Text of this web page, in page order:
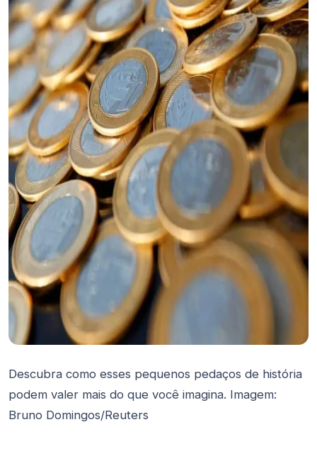
Descubra como esses pequenos pedaços de história
podem valer mais do que você imagina. Imagem:
Bruno Domingos/Reuters